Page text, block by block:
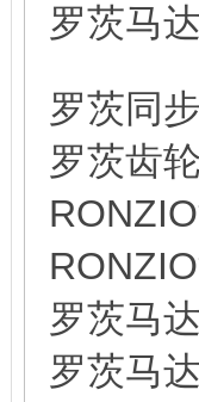
罗茨马
罗茨同
罗茨齿
罗茨马
罗茨马